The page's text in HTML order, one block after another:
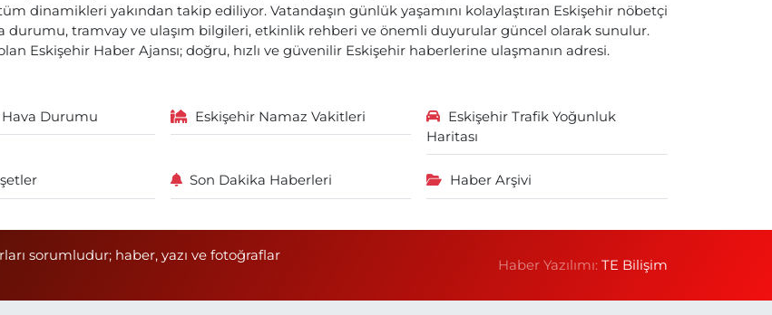
dinamikleri yakından takip ediliyor. Vatandaşın günlük yaşamını kolaylaştıran Eskişehir nöbetçi
durumu, tramvay ve ulaşım bilgileri, etkinlik rehberi ve önemli duyurular güncel olarak sunulur.
Eskişehir Haber Ajansı; doğru, hızlı ve güvenilir Eskişehir haberlerine ulaşmanın adresi.
Hava Durumu Eskişehir Namaz Vakitleri
Eskişehir Trafik Yoğunluk
Haritası
Son Dakika Haberleri Haber Arşivi
sorumludur; haber, yazı ve fotoğraflar
Haber Yazılımı:TE Bilişim